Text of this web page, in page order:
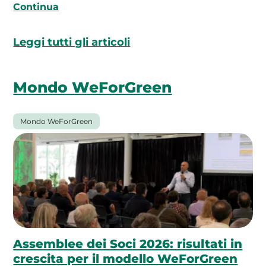
Continua
Leggi tutti gli articoli
Mondo WeForGreen
Mondo WeForGreen
Assemblee dei Soci 2026: risultati in
crescita per il modello WeForGreen